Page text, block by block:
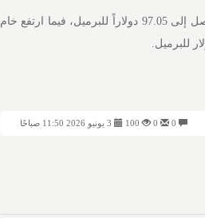
وصعدت العقود الآجلة لخام برنت بمقدار 1.05 دولار، أو ما يعادل 1.09%، لتصل إلى 97.05 دولاراً للبرميل، فيما ارتفع خام
100